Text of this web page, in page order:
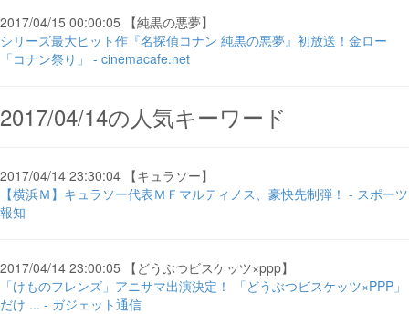
2017/04/15 00:00:05 【純黒の悪夢】
シリーズ最大ヒット作『名探偵コナン 純黒の悪夢』初放送！金ロー
「コナン祭り」 - cinemacafe.net
2017/04/14の人気キーワード
2017/04/14 23:30:04 【キュラソー】
【横浜Ｍ】キュラソー代表ＭＦマルティノス、豪快先制弾！ - スポーツ
報知
2017/04/14 23:00:05 【どうぶつビスケッツ×ppp】
「けものフレンズ」アニサマ出演決定！ 「どうぶつビスケッツ×PPP」
だけ ... - ガジェット通信